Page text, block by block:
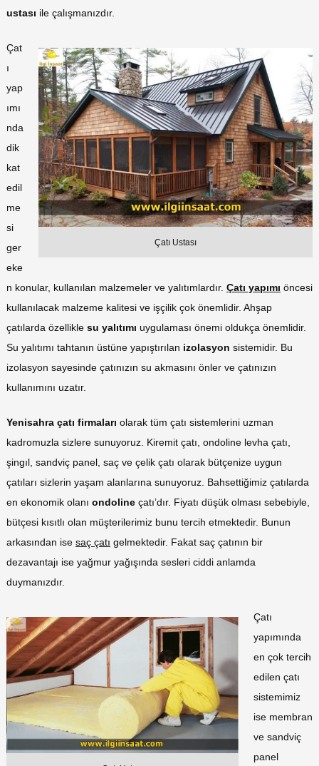
ustası ile çalışmanızdır.
Çatı Ustası
Çat
ı
yap
ımı
nda
dik
kat
edil
me
si
ger
eke
n konular, kullanılan malzemeler ve yalıtımlardır. Çatı yapımı öncesi
kullanılacak malzeme kalitesi ve işçilik çok önemlidir. Ahşap
çatılarda özellikle su yalıtımı uygulaması önemi oldukça önemlidir.
Su yalıtımı tahtanın üstüne yapıştırılan izolasyon sistemidir. Bu
izolasyon sayesinde çatınızın su akmasını önler ve çatınızın
kullanımını uzatır.
Yenisahra çatı firmaları olarak tüm çatı sistemlerini uzman
kadromuzla sizlere sunuyoruz. Kiremit çatı, ondoline levha çatı,
şingıl, sandviç panel, saç ve çelik çatı olarak bütçenize uygun
çatıları sizlerin yaşam alanlarına sunuyoruz. Bahsettiğimiz çatılarda
en ekonomik olanı ondoline çatı’dır. Fiyatı düşük olması sebebiyle,
bütçesi kısıtlı olan müşterilerimiz bunu tercih etmektedir. Bunun
arkasından ise saç çatı gelmektedir. Fakat saç çatının bir
dezavantajı ise yağmur yağışında sesleri ciddi anlamda
duymanızdır.
Çatı
yapımında
en çok tercih
edilen çatı
sistemimiz
ise membran
ve sandviç
panel